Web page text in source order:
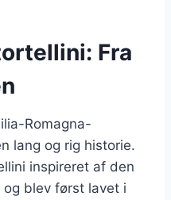
Fra
Romagna-
lang og rig historie.
inspireret af den
blev først lavet i